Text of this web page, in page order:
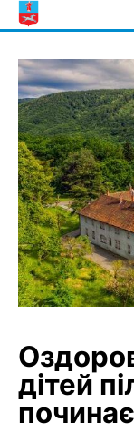
Skip
to
дітей